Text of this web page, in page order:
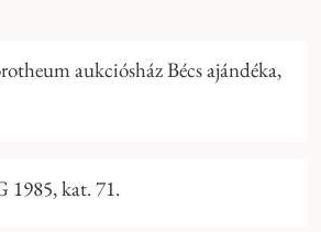
aukciósház Bécs ajándéka,
1985, kat. 71.